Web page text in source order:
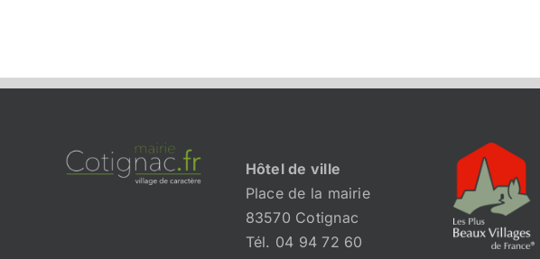
Hôtel de ville
Place de la mairie
83570 Cotignac
Tél. 04 94 72 60